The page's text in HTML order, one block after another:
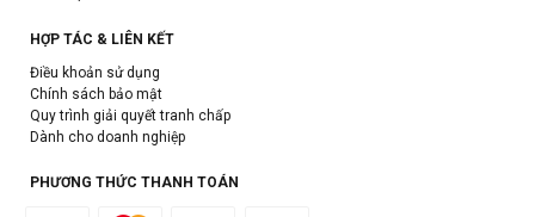
HỢP TÁC & LIÊN KẾT
Điều khoản sử dụng
Chính sách bảo mật
Quy trình giải quyết tranh chấp
Dành cho doanh nghiệp
PHƯƠNG THỨC THANH TOÁN